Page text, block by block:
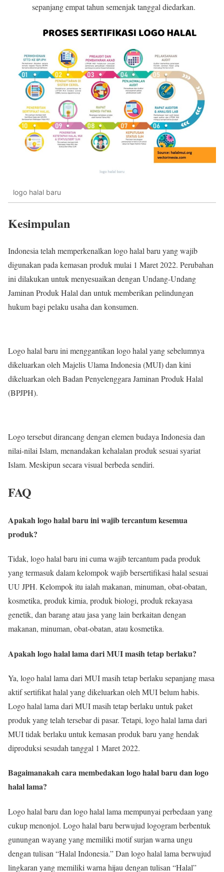
sepanjang empat tahun semenjak tanggal diedarkan.
logo halal baru
Kesimpulan
Indonesia telah memperkenalkan logo halal baru yang wajib
digunakan pada kemasan produk mulai 1 Maret 2022. Perubahan
ini dilakukan untuk menyesuaikan dengan Undang-Undang
Jaminan Produk Halal dan untuk memberikan pelindungan
hukum bagi pelaku usaha dan konsumen.
Logo halal baru ini menggantikan logo halal yang sebelumnya
dikeluarkan oleh Majelis Ulama Indonesia (MUI) dan kini
dikeluarkan oleh Badan Penyelenggara Jaminan Produk Halal
(BPJPH).
Logo tersebut dirancang dengan elemen budaya Indonesia dan
nilai-nilai Islam, menandakan kehalalan produk sesuai syariat
Islam. Meskipun secara visual berbeda sendiri.
FAQ
Apakah logo halal baru ini wajib tercantum kesemua
produk?
Tidak, logo halal baru ini cuma wajib tercantum pada produk
yang termasuk dalam kelompok wajib bersertifikasi halal sesuai
UU JPH. Kelompok itu ialah makanan, minuman, obat-obatan,
kosmetika, produk kimia, produk biologi, produk rekayasa
genetik, dan barang atau jasa yang lain berkaitan dengan
makanan, minuman, obat-obatan, atau kosmetika.
Apakah logo halal lama dari MUI masih tetap berlaku?
Ya, logo halal lama dari MUI masih tetap berlaku sepanjang masa
aktif sertifikat halal yang dikeluarkan oleh MUI belum habis.
Logo halal lama dari MUI masih tetap berlaku untuk paket
produk yang telah tersebar di pasar. Tetapi, logo halal lama dari
MUI tidak berlaku untuk kemasan produk baru yang hendak
diproduksi sesudah tanggal 1 Maret 2022.
Bagaimanakah cara membedakan logo halal baru dan logo
halal lama?
Logo halal baru dan logo halal lama mempunyai perbedaan yang
cukup menonjol. Logo halal baru berwujud logogram berbentuk
gunungan wayang yang memiliki motif surjan warna ungu
dengan tulisan “Halal Indonesia.” Dan logo halal lama berwujud
lingkaran yang memiliki warna hijau dengan tulisan “Halal”